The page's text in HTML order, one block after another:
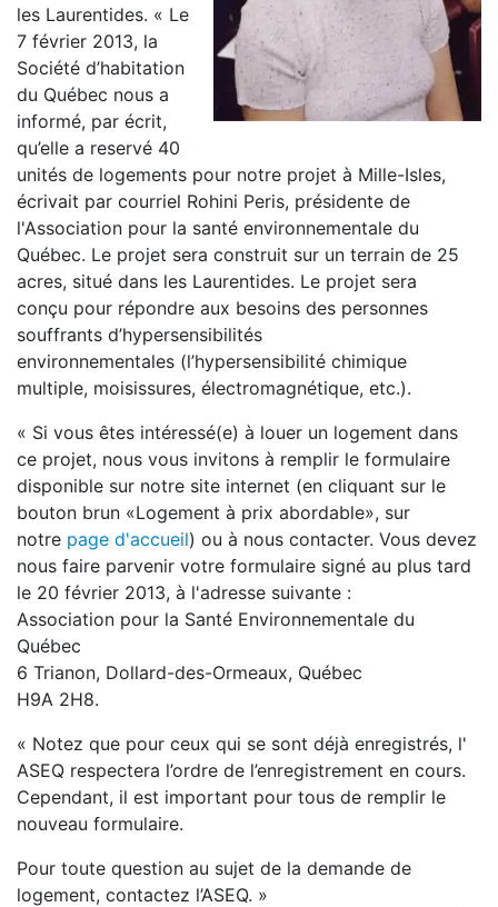
les Laurentides. « Le
7 février 2013, la
Société d’habitation
du Québec nous a
informé, par écrit,
qu’elle a reservé 40
unités de logements pour notre projet à Mille-Isles,
écrivait par courriel Rohini Peris, présidente de
l'Association pour la santé environnementale du
Québec. Le projet sera construit sur un terrain de 25
acres, situé dans les Laurentides. Le projet sera
conçu pour répondre aux besoins des personnes
souffrants d’hypersensibilités
environnementales (l’hypersensibilité chimique
multiple, moisissures, électromagnétique, etc.).
« Si vous êtes intéressé(e) à louer un logement dans
ce projet, nous vous invitons à remplir le formulaire
disponible sur notre site internet (en cliquant sur le
bouton brun «Logement à prix abordable», sur
notre page d'accueil) ou à nous contacter. Vous devez
nous faire parvenir votre formulaire signé au plus tard
le 20 février 2013, à l'adresse suivante :
Association pour la Santé Environnementale du
Québec
6 Trianon, Dollard-des-Ormeaux, Québec
H9A 2H8.
« Notez que pour ceux qui se sont déjà enregistrés, l'
ASEQ respectera l’ordre de l’enregistrement en cours.
Cependant, il est important pour tous de remplir le
nouveau formulaire.
Pour toute question au sujet de la demande de
logement, contactez l’ASEQ. »